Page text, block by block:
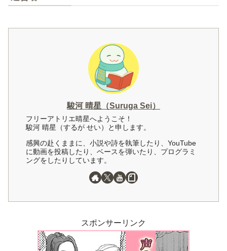
駿河 晴星（Suruga Sei）
フリーアトリエ晴星へようこそ！
駿河 晴星（するが せい）と申します。
感興の赴くままに、小説や詩を執筆したり、YouTube
に動画を投稿したり、ベースを弾いたり、プログラミ
ングをしたりしています。
スポンサーリンク